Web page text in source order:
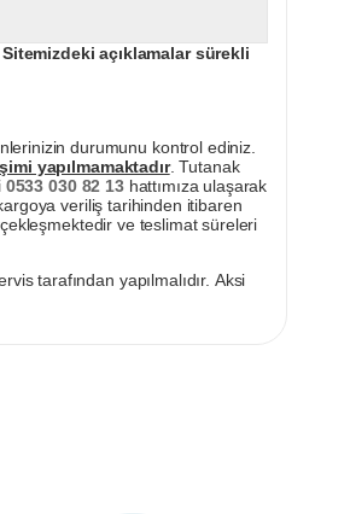
açıklamalar sürekli
durumunu kontrol ediniz.
yapılmamaktadır. Tutanak
0533 030 82 13hattımıza ulaşarak
veriliş tarihinden itibaren
ve teslimat süreleri
tarafından yapılmalıdır. Aksi